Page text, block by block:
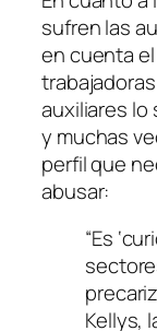
sufren las
en cuenta
auxiliares lo
y muchas
perfil que
abusar:
“Es
Kellys,